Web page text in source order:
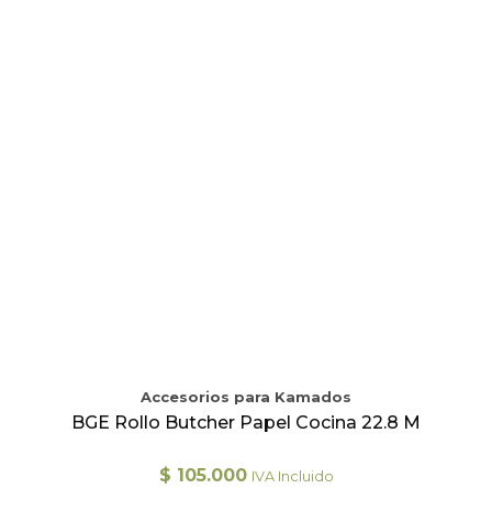
Accesorios para Kamados
BGE Rollo Butcher Papel Cocina 22.8 M
$ 105.000 IVA Incluido